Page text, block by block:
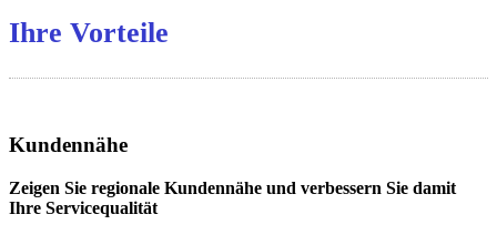
Ihre Vorteile
Kundennähe
Zeigen Sie regionale Kundennähe und verbessern Sie damit
Ihre Servicequalität